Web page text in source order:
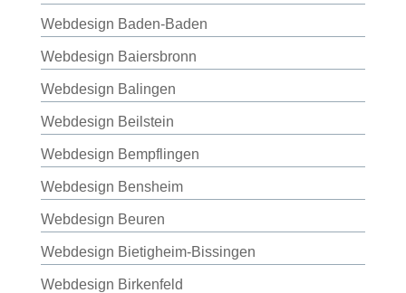
Webdesign Baden-Baden
Webdesign Baiersbronn
Webdesign Balingen
Webdesign Beilstein
Webdesign Bempflingen
Webdesign Bensheim
Webdesign Beuren
Webdesign Bietigheim-Bissingen
Webdesign Birkenfeld